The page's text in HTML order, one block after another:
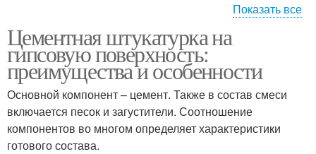
гипсовой стены
выравнивания
Стен перед нанесением
Штукатурки на
гипсовую стену
Показать все
Цементная штукатурка на
гипсовую поверхность:
преимущества и особенности
Основной компонент – цемент. Также в состав смеси
включается песок и загустители. Соотношение
компонентов во многом определяет характеристики
готового состава.